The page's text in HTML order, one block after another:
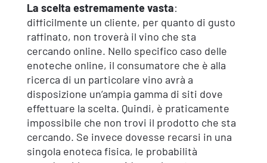
La scelta estremamente vasta:
difficilmente un cliente, per quanto di gusto
raffinato, non troverà il vino che sta
cercando online. Nello specifico caso delle
enoteche online, il consumatore che è alla
ricerca di un particolare vino avrà a
disposizione un’ampia gamma di siti dove
effettuare la scelta. Quindi, è praticamente
impossibile che non trovi il prodotto che sta
cercando. Se invece dovesse recarsi in una
singola enoteca fisica, le probabilità